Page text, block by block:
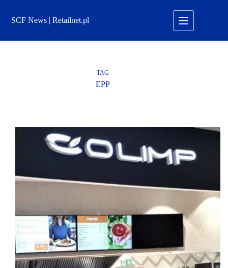
treściSCF News | Retailnet.pl
TAG
EPP